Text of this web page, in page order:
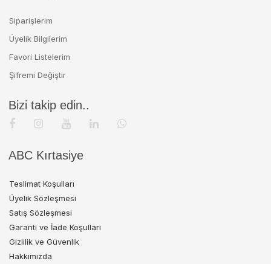
Siparişlerim
Üyelik Bilgilerim
Favori Listelerim
Şifremi Değiştir
Bizi takip edin..
ABC Kırtasiye
Teslimat Koşulları
Üyelik Sözleşmesi
Satış Sözleşmesi
Garanti ve İade Koşulları
Gizlilik ve Güvenlik
Hakkımızda